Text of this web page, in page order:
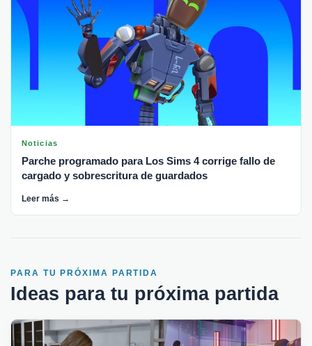
Noticias
Parche programado para Los Sims 4 corrige fallo de
cargado y sobrescritura de guardados
Leer más →
PARA TU PRÓXIMA PARTIDA
Ideas para tu próxima partida